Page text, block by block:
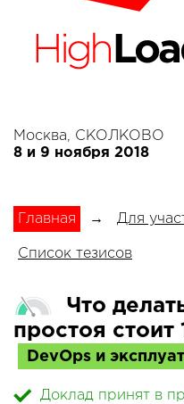
Москва, СКОЛКОВО
8 и 9 ноября 2018
Главная → Для
Список тезисов
Что
простоя
DevOps и
Доклад принят в